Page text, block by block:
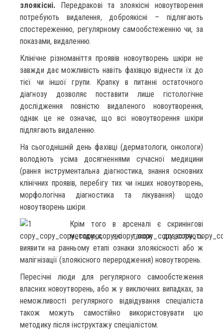
злоякісні. Передракові та злоякісні новоутворення
потребують видалення, доброякісні – підлягають
спостереженню, регулярному самообстеженню чи, за
показами, видаленню.
Клінічне різноманіття проявів новоутворень шкіри не
завжди дає можливість навіть фахівцю віднести їх до
тієї чи іншої групи. Крапку в питанні остаточного
діагнозу дозволяє поставити лише гістологічне
дослідження повністю видаленого новоутворення,
однак це не означає, що всі новоутворення шкіри
підлягають видаленню.
На сьогоднішній день фахівці (дерматологи, онкологи)
володіють усіма досягненнями сучасної медицини
(рання інструментальна діагностика, знання основних
клінічних проявів, перебігу тих чи інших новоутворень,
морфологічна діагностика та лікування) щодо
новоутворень шкіри.
Крім того в арсеналі є скринінгові
методики, які також дозволяють
виявити на ранньому етапі ознаки злоякісності або ж
малігнізації (злоякісного переродження) новоутворень.
Пересічні люди для регулярного самообстеження
власних новоутворень, або ж у виключних випадках, за
неможливості регулярного відвідування спеціаліста
також можуть самостійно використовувати цю
методику після інструктажу спеціалістом.